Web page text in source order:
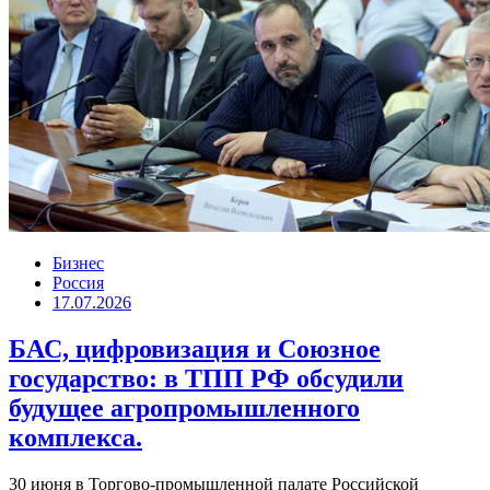
Бизнес
Россия
17.07.2026
БАС, цифровизация и Союзное
государство: в ТПП РФ обсудили
будущее агропромышленного
комплекса.
30 июня в Торгово-промышленной палате Российской